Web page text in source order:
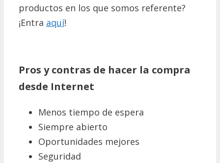
productos en los que somos referente?
¡Entra aquí!
Pros y contras de hacer la compra
desde Internet
Menos tiempo de espera
Siempre abierto
Oportunidades mejores
Seguridad